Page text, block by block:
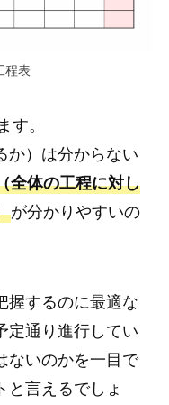
程表
す。
か）は分からない
全体の工程に対し
が分かりやすいの
握するのに最適な
定通り進行してい
ないのかを一目で
と言えるでしょ